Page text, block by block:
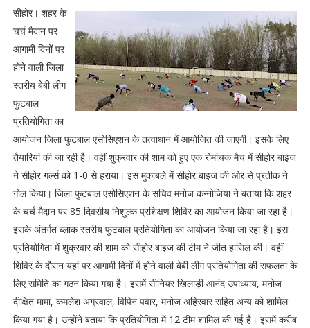
सीहोर। शहर के
चर्च मैदान पर
आगामी दिनों पर
होने वाली जिला
स्तरीय बेबी लीग
फुटबाल
प्रतियोगिता का
आयोजन जिला फुटबाल एसोसिएशन के तत्वाधान में आयोजित की जाएगी। इसके लिए
तैयारियां की जा रही है। वहीं शुक्रवार की शाम को हुए एक रोमांचक मैच में सीहोर बाइज
ने सीहोर गर्ल्स को 1-0 से हराया। इस मुकाबले में सीहोर बाइज की ओर से प्रतीक ने
गोल किया। जिला फुटबाल एसोसिएशन के सचिव मनोज कन्नोजिया ने बताया कि शहर
के चर्च मैदान पर 85 दिवसीय निशुल्क प्रशिक्षण शिविर का आयोजन किया जा रहा है।
इसके अंतर्गत ब्लाक स्तरीय फुटबाल प्रतियोगिता का आयोजन किया जा रहा है। इस
प्रतियोगिता में शुक्रवार की शाम को सीहोर बाइज की टीम ने जीत हासिल की। वहीं
शिविर के दौरान यहां पर आगामी दिनों में होने वाली बेबी लीग प्रतियोगिता की सफलता के
लिए समिति का गठन किया गया है। इसमें सीनियर खिलाड़ी आनंद उपाध्याय, मनोज
दीक्षित मामा, कमलेश अग्रवाल, विपिन पवार, मनोज अहिरवार सहित अन्य को शामिल
किया गया है। उन्होंने बताया कि प्रतियोगिता में 12 टीम शामिल की गई है। इसमें करीब